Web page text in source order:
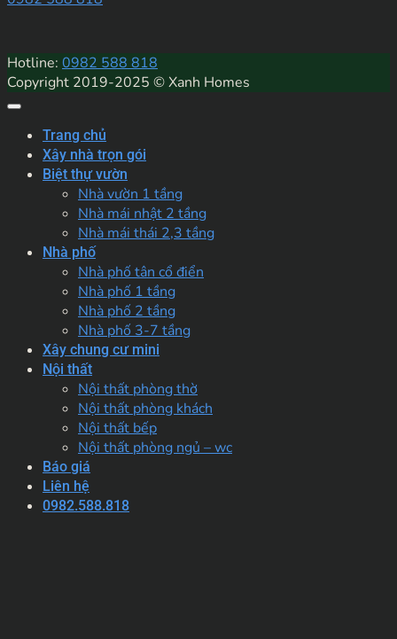
Hotline: 0982 588 818
Copyright 2019-2025 © Xanh Homes
Trang chủ
Xây nhà trọn gói
Biệt thự vườn
Nhà vườn 1 tầng
Nhà mái nhật 2 tầng
Nhà mái thái 2,3 tầng
Nhà phố
Nhà phố tân cổ điển
Nhà phố 1 tầng
Nhà phố 2 tầng
Nhà phố 3-7 tầng
Xây chung cư mini
Nội thất
Nội thất phòng thờ
Nội thất phòng khách
Nội thất bếp
Nội thất phòng ngủ – wc
Báo giá
Liên hệ
0982.588.818